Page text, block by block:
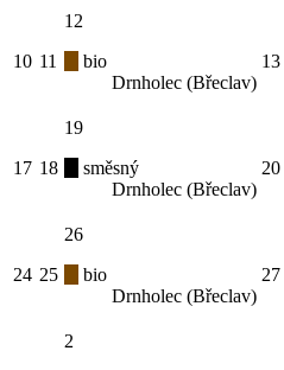
10 11
12
bio
Drnholec (Břeclav)
13
17 18
19
směsný
Drnholec (Břeclav)
20
24 25
26
bio
Drnholec (Břeclav)
27
2